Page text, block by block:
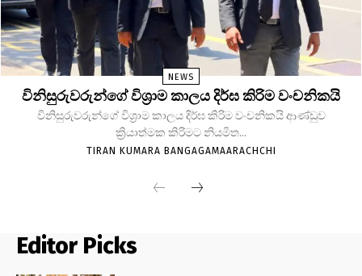
NEWS
විනිසුරුවරුන්ගේ විශ්‍රාම කාලය දිර්ඝ කිරිම වංචනිකයි
විනිසුරුවරුන්ගේ විශ්‍රාම කාලය දිර්ඝ කිරිම වංචනිකයි ආණ්ඩුව
ක්‍රියාත්මක කිරිමට නියමිත...
TIRAN KUMARA BANGAGAMAARACHCHI
Editor Picks